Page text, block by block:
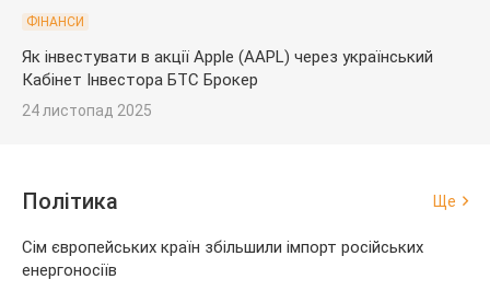
ФІНАНСИ
Як інвестувати в акції Apple (AAPL) через український
Кабінет Інвестора БТС Брокер
24 листопад 2025
Політика Ще
Сім європейських країн збільшили імпорт російських
енергоносіїв